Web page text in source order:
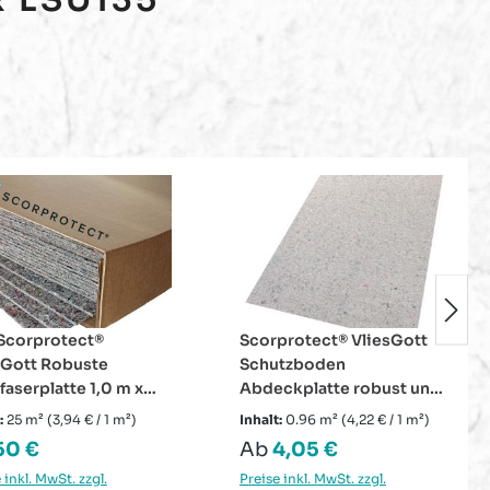
VliesGott
robust und
1,2 m x 0,8
0.96 m²(4,22 € / 1 m²)
Preis:
€
inkl. MwSt. zzgl.
Scorprotect®
Gewebeklebeband "Extra"
Schwarz Panzertape
Panzerband 48 mm x 50 m
Inhalt: 50 m(0,05 € / 1 m)
Regulärer Preis:
2,60 €
Preise inkl. MwSt. zzgl.